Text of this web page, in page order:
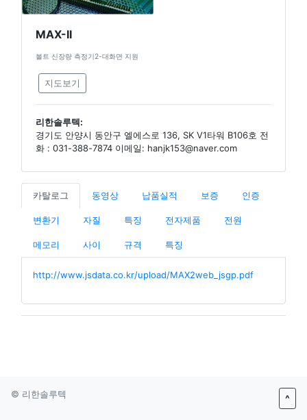
MAX-II
볼트 신장량 측정기2-대화면 지원
지도보기
리한솔루텍:
경기도 안양시 동안구 엘에스로 136, SK V1타워 B106호 전
화 : 031-388-7874 이메일: hanjk153@naver.com
카탈로그 동영상 납품실적 보증 인증
변환기 자질 특징 전자제품 전원
메모리 사이 규격 특징
http://www.jsdata.co.kr/upload/MAX2web_jsgp.pdf
© 리한솔루텍 ^